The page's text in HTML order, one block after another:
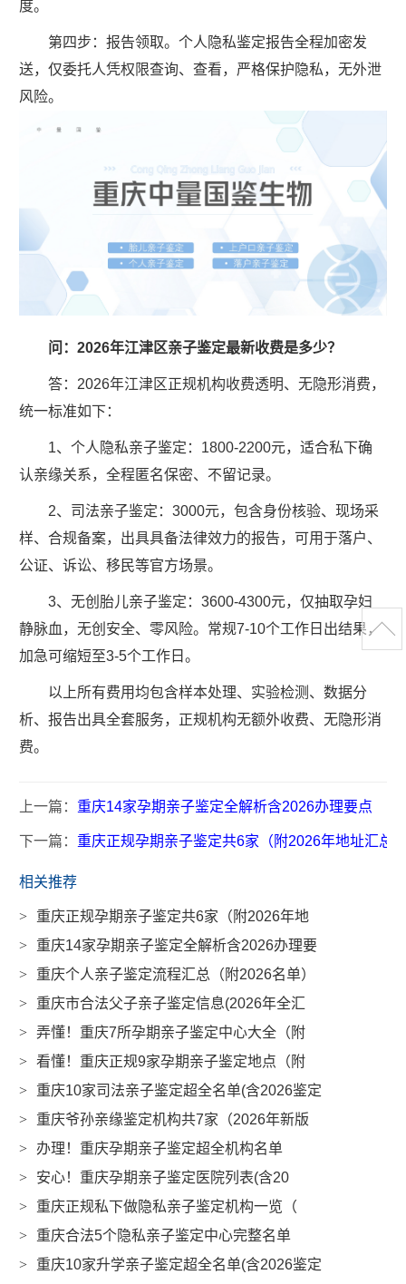
度。
第四步：报告领取。个人隐私鉴定报告全程加密发
送，仅委托人凭权限查询、查看，严格保护隐私，无外泄
风险。
问：2026年江津区亲子鉴定最新收费是多少？
答：2026年江津区正规机构收费透明、无隐形消费，
统一标准如下：
1、个人隐私亲子鉴定：1800-2200元，适合私下确
认亲缘关系，全程匿名保密、不留记录。
2、司法亲子鉴定：3000元，包含身份核验、现场采
样、合规备案，出具具备法律效力的报告，可用于落户、
公证、诉讼、移民等官方场景。
3、无创胎儿亲子鉴定：3600-4300元，仅抽取孕妇
静脉血，无创安全、零风险。常规7-10个工作日出结果，
加急可缩短至3-5个工作日。
以上所有费用均包含样本处理、实验检测、数据分
析、报告出具全套服务，正规机构无额外收费、无隐形消
费。
上一篇： 重庆14家孕期亲子鉴定全解析含2026办理要点
下一篇： 重庆正规孕期亲子鉴定共6家（附2026年地址汇总
相关推荐
>
重庆正规孕期亲子鉴定共6家（附2026年地
>
重庆14家孕期亲子鉴定全解析含2026办理要
>
重庆个人亲子鉴定流程汇总（附2026名单）
>
重庆市合法父子亲子鉴定信息(2026年全汇
>
弄懂！重庆7所孕期亲子鉴定中心大全（附
>
看懂！重庆正规9家孕期亲子鉴定地点（附
>
重庆10家司法亲子鉴定超全名单(含2026鉴定
>
重庆爷孙亲缘鉴定机构共7家（2026年新版
>
办理！重庆孕期亲子鉴定超全机构名单
>
安心！重庆孕期亲子鉴定医院列表(含20
>
重庆正规私下做隐私亲子鉴定机构一览（
>
重庆合法5个隐私亲子鉴定中心完整名单
>
重庆10家升学亲子鉴定超全名单(含2026鉴定